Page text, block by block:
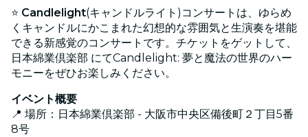
⭐ Candlelight(キャンドルライト)コンサートは、ゆらめ
くキャンドルにかこまれた幻想的な雰囲気と生演奏を堪能
できる新感覚のコンサートです。チケットをゲットして、
日本綿業倶楽部 にてCandlelight: 夢と魔法の世界のハー
モニーをぜひお楽しみください。
イベント概要
📍 場所：日本綿業倶楽部 - 大阪市中央区備後町２丁目5番
8号